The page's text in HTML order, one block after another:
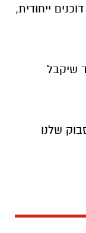
ייחודית,
שיקבל
שלנו